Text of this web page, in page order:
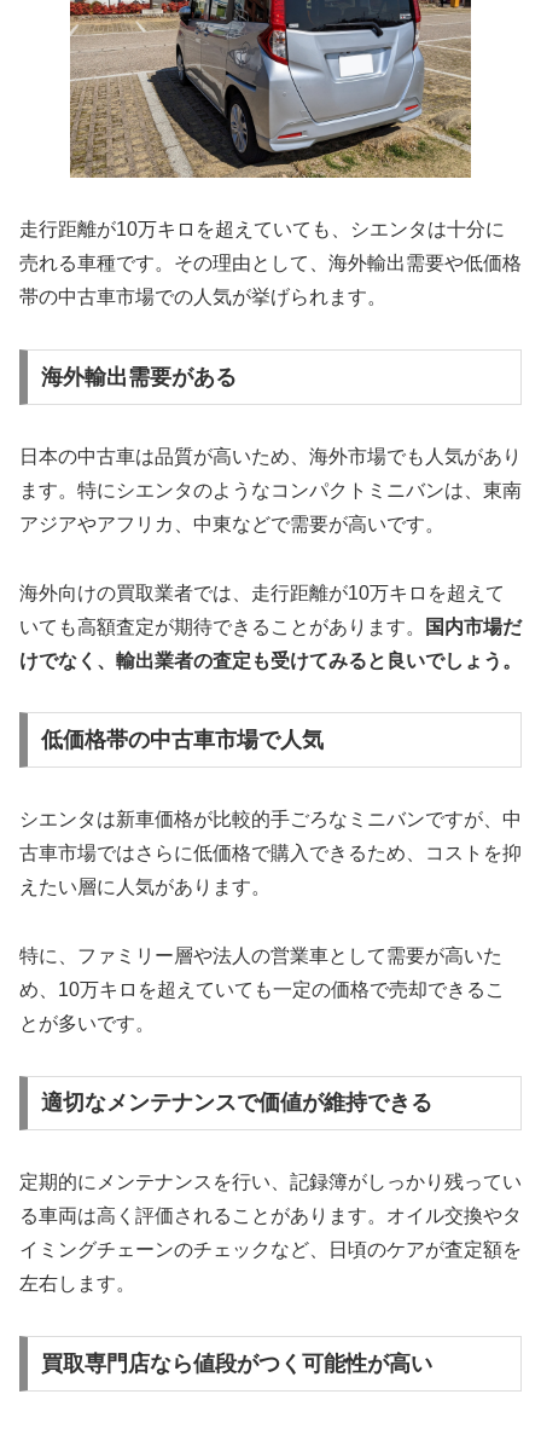
走行距離が10万キロを超えていても、シエンタは十分に
売れる車種です。その理由として、海外輸出需要や低価格
帯の中古車市場での人気が挙げられます。
海外輸出需要がある
日本の中古車は品質が高いため、海外市場でも人気があり
ます。特にシエンタのようなコンパクトミニバンは、東南
アジアやアフリカ、中東などで需要が高いです。
海外向けの買取業者では、走行距離が10万キロを超えて
いても高額査定が期待できることがあります。
国内市場だ
けでなく、輸出業者の査定も受けてみると良いでしょう。
低価格帯の中古車市場で人気
シエンタは新車価格が比較的手ごろなミニバンですが、中
古車市場ではさらに低価格で購入できるため、コストを抑
えたい層に人気があります。
特に、ファミリー層や法人の営業車として需要が高いた
め、10万キロを超えていても一定の価格で売却できるこ
とが多いです。
適切なメンテナンスで価値が維持できる
定期的にメンテナンスを行い、記録簿がしっかり残ってい
る車両は高く評価されることがあります。オイル交換やタ
イミングチェーンのチェックなど、日頃のケアが査定額を
左右します。
買取専門店なら値段がつく可能性が高い